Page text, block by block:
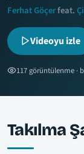
Ferhat Göçerfeat.
Videoyu izle
117 görüntülenme ·
Takılma